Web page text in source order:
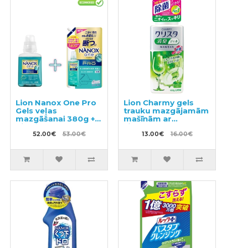
Lion Nanox One Pro
Gels veļas
mazgāšanai 380g +
pildviela 1400g
52.00€ 53.00€
Lion Charmy gels
trauku mazgājamām
mašīnām ar
citronmētras
aromātu 480g
13.00€ 16.00€